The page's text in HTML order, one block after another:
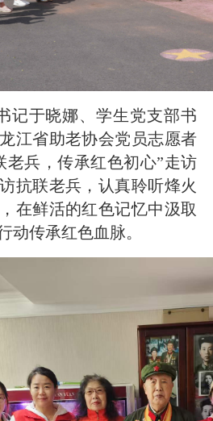
记于晓娜、学生党支部书
江省助老协会党员志愿者
老兵，传承红色初心”走访
抗联老兵，认真聆听烽火
在鲜活的红色记忆中汲取
动传承红色血脉。